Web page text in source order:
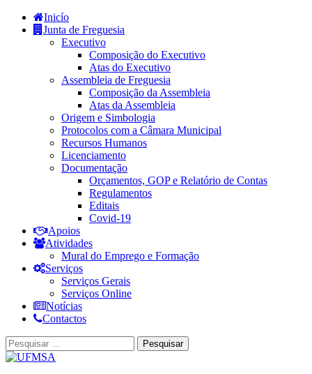
Inicío
Junta de Freguesia
Executivo
Composição do Executivo
Atas do Executivo
Assembleia de Freguesia
Composição da Assembleia
Atas da Assembleia
Origem e Simbologia
Protocolos com a Câmara Municipal
Recursos Humanos
Licenciamento
Documentação
Orçamentos, GOP e Relatório de Contas
Regulamentos
Editais
Covid-19
Apoios
Atividades
Mural do Emprego e Formação
Serviços
Serviços Gerais
Serviços Online
Notícias
Contactos